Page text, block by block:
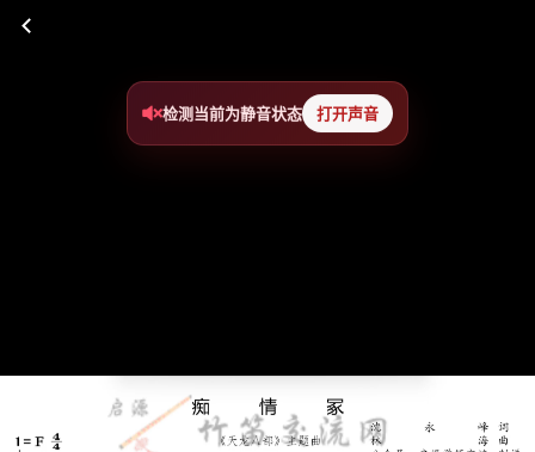
检测当前为静音状态 打开声音